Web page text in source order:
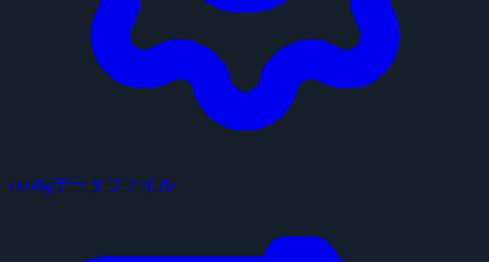
configデータファイル